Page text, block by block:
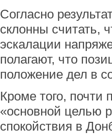
Согласно
склонны считать,
эскалации
полагают, что
положение дел в
Кроме того, почти
«основной целью
спокойствия в